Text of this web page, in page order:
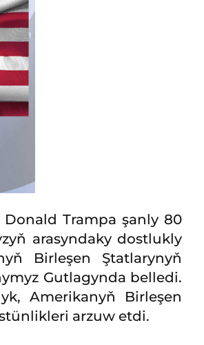
Trampa şanly 80
arasyndaky dostlukly
Birleşen Ştatlarynyň
Gutlagynda belledi.
Amerikanyň Birleşen
arzuw etdi.